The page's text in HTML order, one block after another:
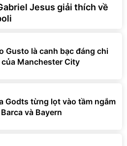
Jesus giải thích về
Gusto là canh bạc đáng chi
Manchester City
Godts từng lọt vào tầm ngắm
và Bayern